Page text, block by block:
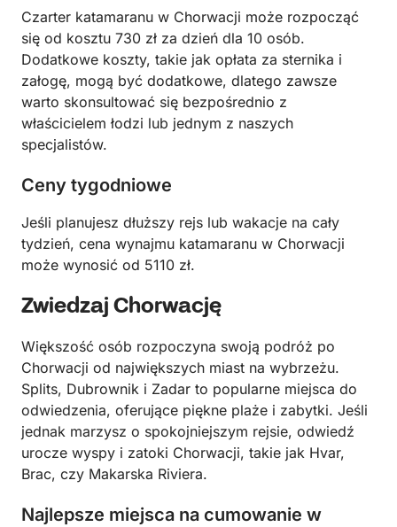
Czarter katamaranu w Chorwacji może rozpocząć
się od kosztu 730 zł za dzień dla 10 osób.
Dodatkowe koszty, takie jak opłata za sternika i
załogę, mogą być dodatkowe, dlatego zawsze
warto skonsultować się bezpośrednio z
właścicielem łodzi lub jednym z naszych
specjalistów.
Ceny tygodniowe
Jeśli planujesz dłuższy rejs lub wakacje na cały
tydzień, cena wynajmu katamaranu w Chorwacji
może wynosić od 5110 zł.
Zwiedzaj Chorwację
Większość osób rozpoczyna swoją podróż po
Chorwacji od największych miast na wybrzeżu.
Splits, Dubrownik i Zadar to popularne miejsca do
odwiedzenia, oferujące piękne plaże i zabytki. Jeśli
jednak marzysz o spokojniejszym rejsie, odwiedź
urocze wyspy i zatoki Chorwacji, takie jak Hvar,
Brac, czy Makarska Riviera.
Najlepsze miejsca na cumowanie w